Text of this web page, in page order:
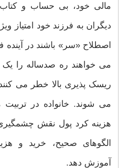
مالی خود، بی حساب و
دیگران به فرزند خود امتیاز
اصطلاح «سر» باشند در آینده
می خواهند ره صدساله را یک
ریسک پذیری بالا خطر می
می شوند. خانواده در
هزینه کرد پول نقش چشمگیری
الگوهای صحیح، خرید و
آموزش دهد.